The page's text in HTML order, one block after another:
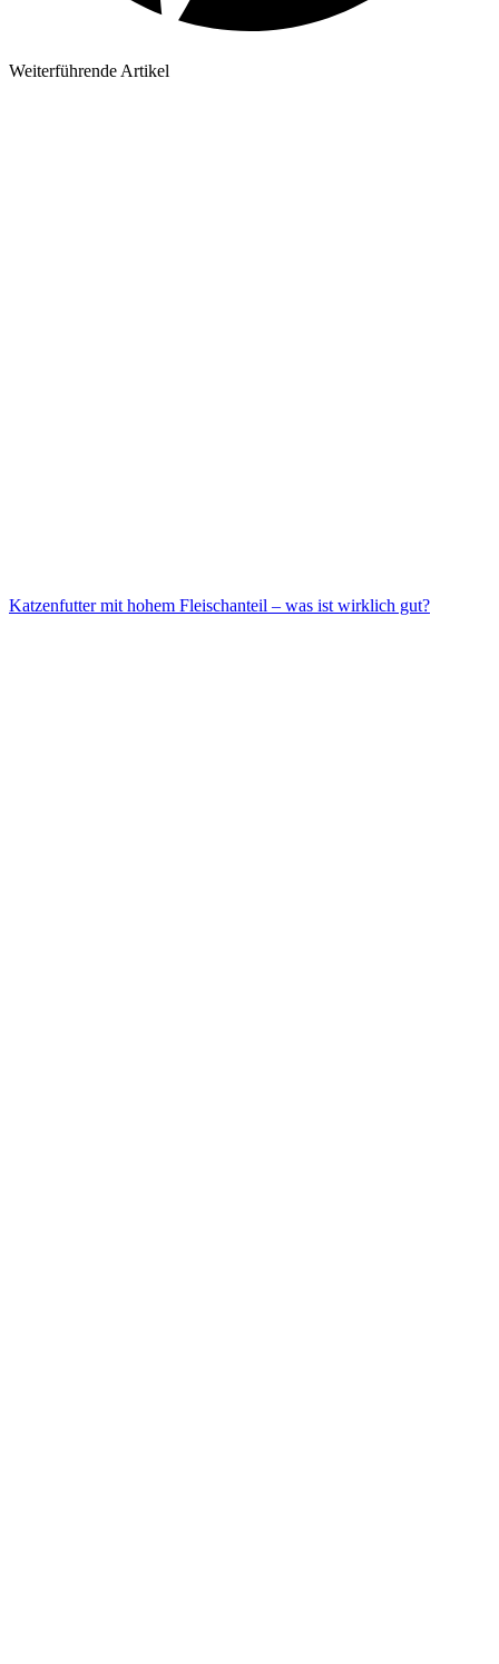
Weiterführende Artikel
Katzenfutter mit hohem Fleischanteil – was ist wirklich gut?